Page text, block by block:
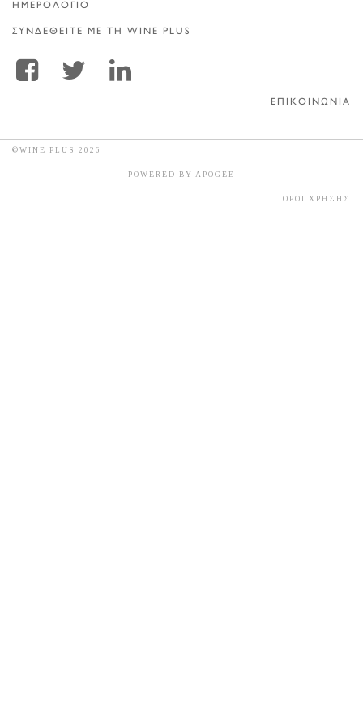
ΗΜΕΡΟΛΟΓΙΟ
ΣΥΝΔΕΘΕΙΤΕ ΜΕ ΤΗ WINE PLUS
ΕΠΙΚΟΙΝΩΝΙΑ
©WINE PLUS 2026
POWERED BY APOGEE
ΟΡΟΙ ΧΡΗΣΗΣ